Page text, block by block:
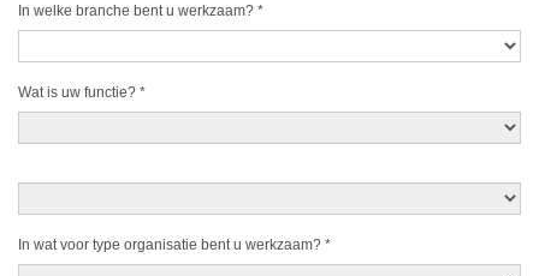
In welke branche bent u werkzaam? *
Wat is uw functie? *
In wat voor type organisatie bent u werkzaam? *